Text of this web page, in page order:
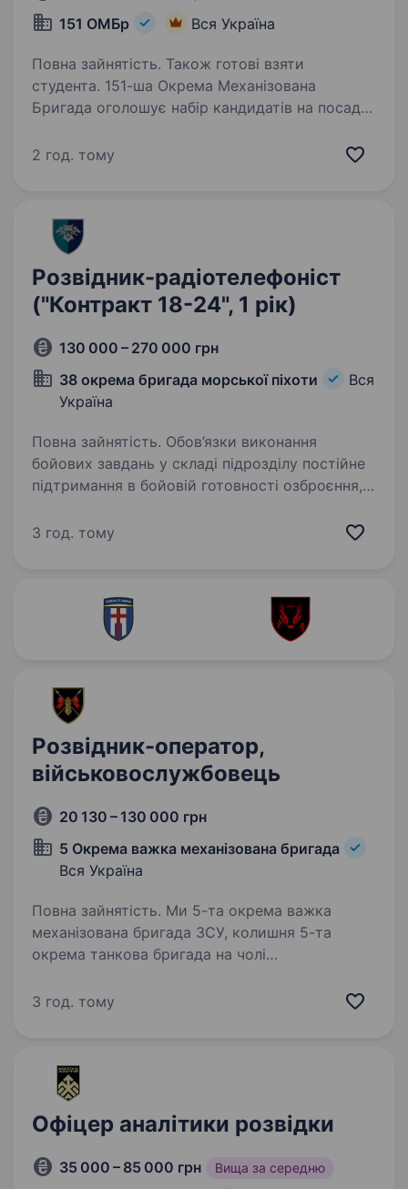
151 ОМБр
Вся Україна
Повна зайнятість. Також готові взяти
студента. 151-ша Окрема Механізована
Бригада оголошує набір кандидатів на посаду
апаратів. Посада передбачає управління БПЛА,
2 год. тому
Розвідник-радіотелефоніст
("Контракт 18-24", 1 рік)
130 000 – 270 000 грн
38 окрема бригада морської піхоти
Вся
Україна
Повна зайнятість. Обов’язки виконання
бойових завдань у складі підрозділу постійне
підтримання в бойовій готовності озброєння,
під час бойових дій підрозділу ведення
3 год. тому
Розвідник-оператор,
військовослужбовець
20 130 – 130 000 грн
5 Окрема важка механізована бригада
Вся Україна
Повна зайнятість. Ми 5-та окрема важка
механізована бригада ЗСУ, колишня 5-та
окрема танкова бригада на чолі
в битві за Бахмут, коли його підрозділ
3 год. тому
Офіцер аналітики розвідки
35 000 – 85 000 грн Вища за середню